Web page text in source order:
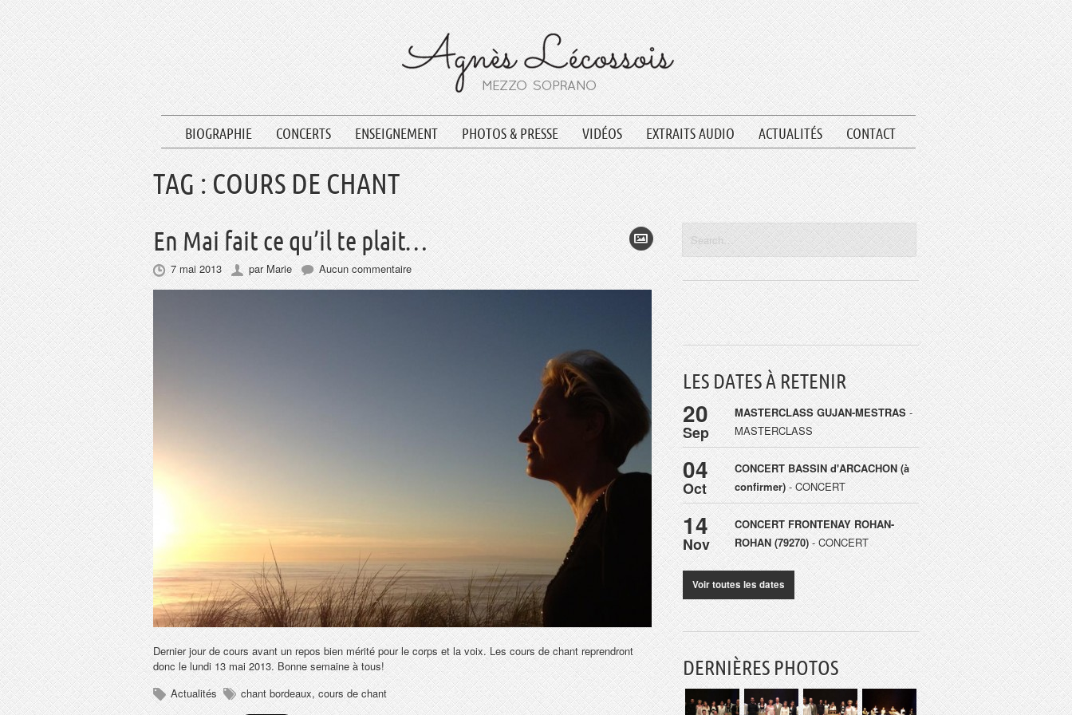
BIOGRAPHIE CONCERTS ENSEIGNEMENT PHOTOS & PRESSE VIDÉOS EXTRAITS AUDIO ACTUALITÉS CONTACT
TAG :COURS DE CHANT
En Mai fait ce qu’il te plait…
7 mai 2013 parMarie Aucun commentaire
Dernier jour de cours avant un repos bien mérité pour le corps et la voix. Les cours de chant reprendront
donc le lundi 13 mai 2013. Bonne semaine à tous!
Actualités
chant bordeaux,cours de chant
LES DATES À RETENIR
20
Sep
MASTERCLASS GUJAN-MESTRAS-
MASTERCLASS
04
Oct
CONCERT BASSIN d'ARCACHON (à
confirmer)- CONCERT
14
Nov
CONCERT FRONTENAY ROHAN-
ROHAN (79270)- CONCERT
Voir toutes les dates
DERNIÈRES PHOTOS